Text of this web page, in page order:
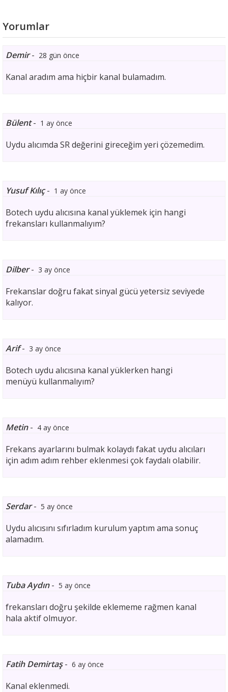
Yorumlar
Demir- 28 gün önce
Kanal aradım ama hiçbir kanal bulamadım.
Bülent- 1 ay önce
Uydu alıcımda SR değerini gireceğim yeri çözemedim.
Yusuf Kılıç- 1 ay önce
Botech uydu alıcısına kanal yüklemek için hangi
frekansları kullanmalıyım?
Dilber- 3 ay önce
Frekanslar doğru fakat sinyal gücü yetersiz seviyede
kalıyor.
Arif- 3 ay önce
Botech uydu alıcısına kanal yüklerken hangi
menüyü kullanmalıyım?
Metin- 4 ay önce
Frekans ayarlarını bulmak kolaydı fakat uydu alıcıları
için adım adım rehber eklenmesi çok faydalı olabilir.
Serdar- 5 ay önce
Uydu alıcısını sıfırladım kurulum yaptım ama sonuç
alamadım.
Tuba Aydın- 5 ay önce
frekansları doğru şekilde eklememe rağmen kanal
hala aktif olmuyor.
Fatih Demirtaş- 6 ay önce
Kanal eklenmedi.